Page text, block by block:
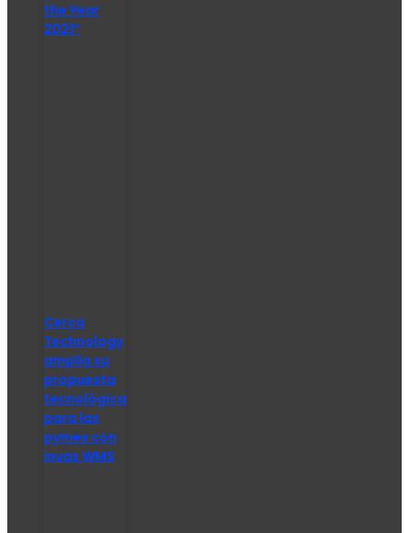
the Year
2021″
Cerca
Technology
amplía su
propuesta
tecnológica
para las
pymes con
invas WMS